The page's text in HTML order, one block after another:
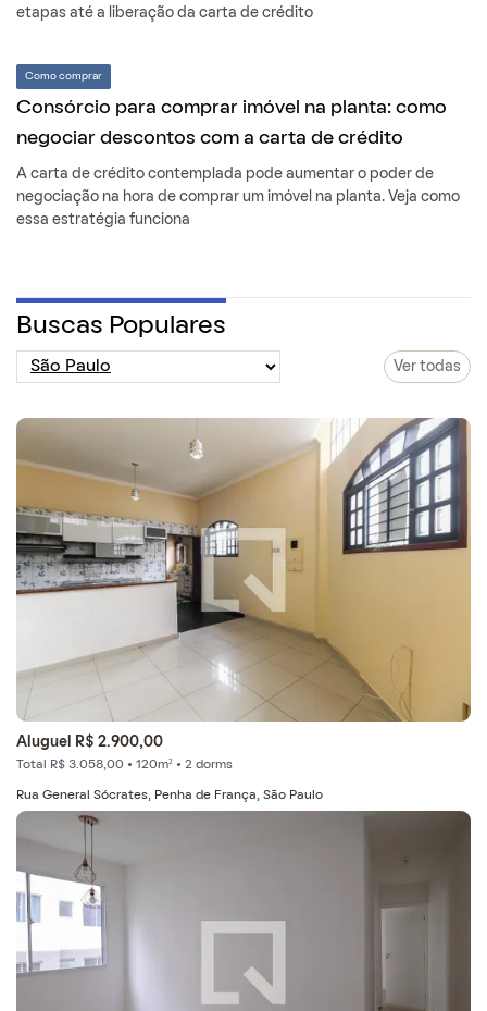
etapas até a liberação da carta de crédito
Como comprar
Consórcio para comprar imóvel na planta: como
negociar descontos com a carta de crédito
A carta de crédito contemplada pode aumentar o poder de
negociação na hora de comprar um imóvel na planta. Veja como
essa estratégia funciona
Buscas Populares
Ver todas
Aluguel R$ 2.900,00
Total R$ 3.058,00 • 120m² • 2 dorms
Rua General Sócrates, Penha de França, São Paulo